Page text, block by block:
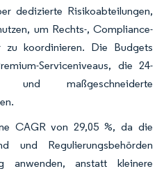
dedizierte Risikoabteilungen,
um Rechts-, Compliance-
zu koordinieren. Die Budgets
Serviceniveaus, die 24-
und maßgeschneiderte
CAGR von 29,05 %, da die
und Regulierungsbehörden
anwenden, anstatt kleinere